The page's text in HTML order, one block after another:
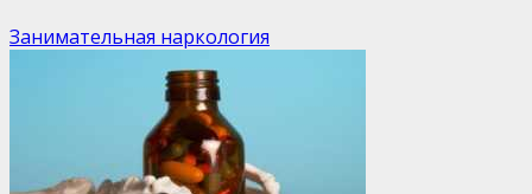
Занимательная наркология